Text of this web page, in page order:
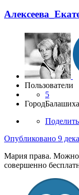
Пользователи
5
Город
Опубликовано 9
Мария права.
совершенно